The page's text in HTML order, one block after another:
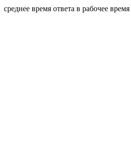
среднее время ответа в рабочее время